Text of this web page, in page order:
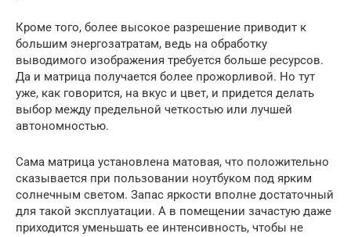
Кроме того, более высокое разрешение приводит к
большим энергозатратам, ведь на обработку
выводимого изображения требуется больше ресурсов.
Да и матрица получается более прожорливой. Но тут
уже, как говорится, на вкус и цвет, и придется делать
выбор между предельной четкостью или лучшей
автономностью.
Сама матрица установлена матовая, что положительно
сказывается при пользовании ноутбуком под ярким
солнечным светом. Запас яркости вполне достаточный
для такой эксплуатации. А в помещении зачастую даже
приходится уменьшать ее интенсивность, чтобы не